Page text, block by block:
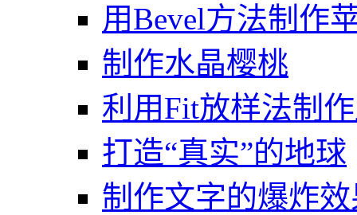
用Bevel方法制作
制作水晶樱桃
利用Fit放样法制
打造“真实”的地球
制作文字的爆炸